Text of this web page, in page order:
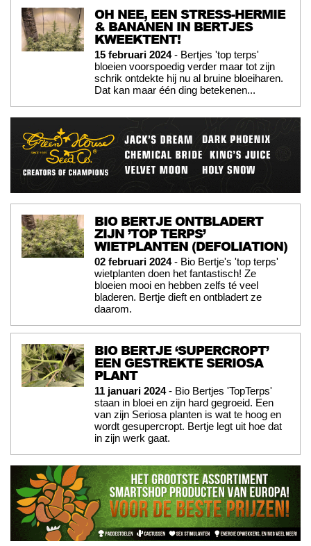
OH NEE, EEN STRESS-HERMIE
& BANANEN IN BERTJES
KWEEKTENT!
15 februari 2024- Bertjes 'top terps'
bloeien voorspoedig verder maar tot zijn
schrik ontdekte hij nu al bruine bloeiharen.
Dat kan maar één ding betekenen...
BIO BERTJE ONTBLADERT
ZIJN ’TOP TERPS’
WIETPLANTEN (DEFOLIATION)
02 februari 2024- Bio Bertje's 'top terps'
wietplanten doen het fantastisch! Ze
bloeien mooi en hebben zelfs té veel
bladeren. Bertje dieft en ontbladert ze
daarom.
BIO BERTJE ‘SUPERCROPT’
EEN GESTREKTE SERIOSA
PLANT
11 januari 2024- Bio Bertjes 'TopTerps'
staan in bloei en zijn hard gegroeid. Een
van zijn Seriosa planten is wat te hoog en
wordt gesupercropt. Bertje legt uit hoe dat
in zijn werk gaat.